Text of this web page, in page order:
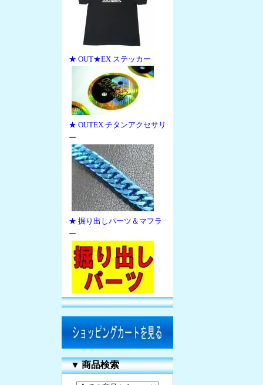
★ OUT★EX ステッカー
★ OUTEX チタンアクセサリ
ー
★ 掘り出しパーツ＆マフラ
ー
▼商品検索